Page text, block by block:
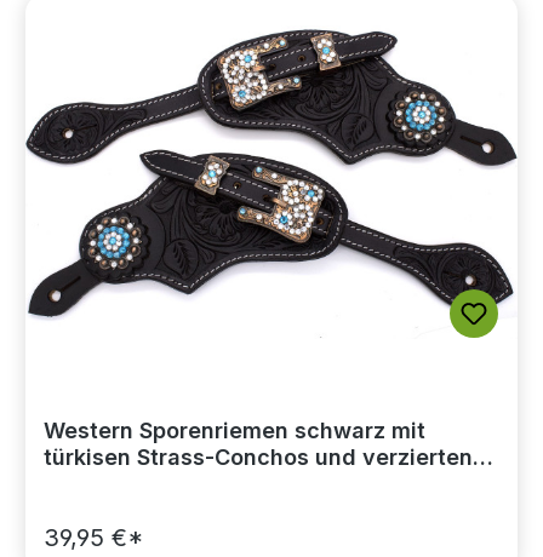
Western Sporenriemen schwarz mit
türkisen Strass-Conchos und verzierten
39,95 €*